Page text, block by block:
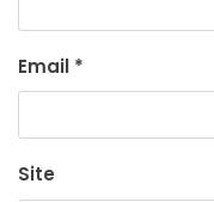
Email *
Site